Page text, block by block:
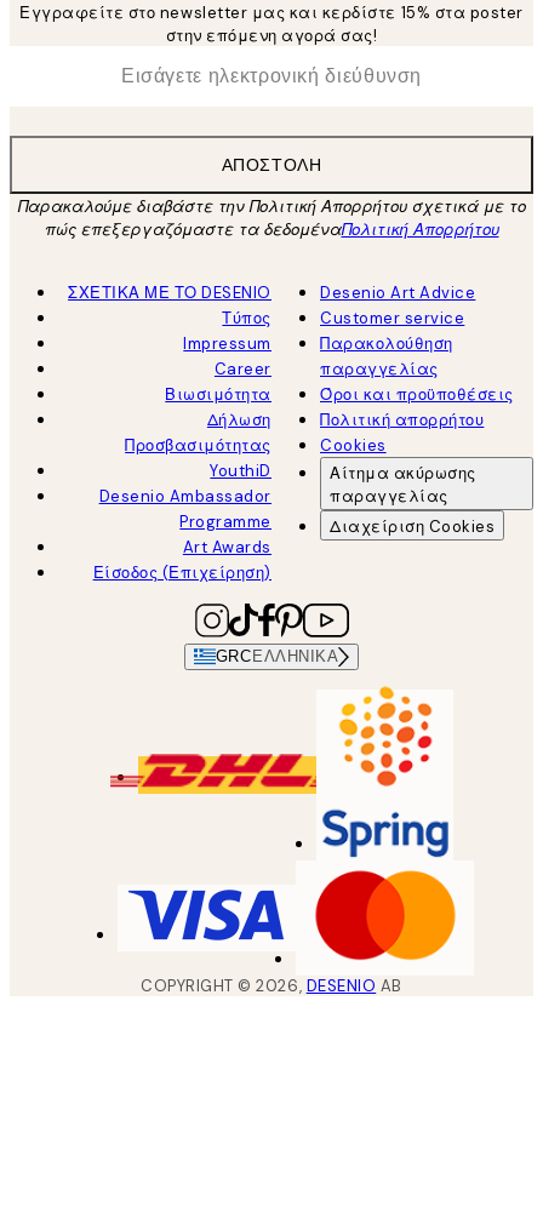
Εγγραφείτε στο newsletter μας και κερδίστε 15% στα poster
στην επόμενη αγορά σας!
Ηλεκτρονική Διεύθυνση
ΑΠΟΣΤΟΛΉ
Παρακαλούμε διαβάστε την Πολιτική Απορρήτου σχετικά με το
πώς επεξεργαζόμαστε τα δεδομέναΠολιτική Απορρήτου
ΣΧΕΤΙΚΑ ΜΕ ΤΟ DESENIO
Τύπος
Impressum
Career
Βιωσιμότητα
Δήλωση
Προσβασιμότητας
YouthiD
Desenio Ambassador
Programme
Art Awards
Είσοδος (Επιχείρηση)
Desenio Art Advice
Customer service
Παρακολούθηση
παραγγελίας
Όροι και προϋποθέσεις
Πολιτική απορρήτου
Cookies
Αίτημα ακύρωσης
παραγγελίας
Διαχείριση Cookies
GRC ΕΛΛΗΝΙΚΆ
COPYRIGHT ©2026, DESENIO AB